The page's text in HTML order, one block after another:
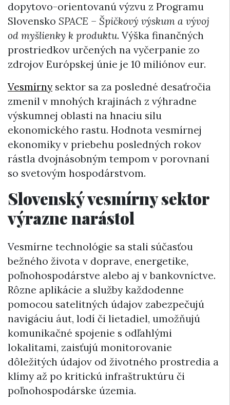
dopytovo-orientovanú výzvu z Programu
Slovensko SPACE – Špičkový výskum a vývoj
od myšlienky k produktu. Výška finančných
prostriedkov určených na vyčerpanie zo
zdrojov Európskej únie je 10 miliónov eur.
Vesmírnysektor sa za posledné desaťročia
zmenil v mnohých krajinách z výhradne
výskumnej oblasti na hnaciu silu
ekonomického rastu. Hodnota vesmírnej
ekonomiky v priebehu posledných rokov
rástla dvojnásobným tempom v porovnaní
so svetovým hospodárstvom.
Slovenský vesmírny sektor
výrazne narástol
Vesmírne technológie sa stali súčasťou
bežného života v doprave, energetike,
poľnohospodárstve alebo aj v bankovníctve.
Rôzne aplikácie a služby každodenne
pomocou satelitných údajov zabezpečujú
navigáciu áut, lodí či lietadiel, umožňujú
komunikačné spojenie s odľahlými
lokalitami, zaisťujú monitorovanie
dôležitých údajov od životného prostredia a
klímy až po kritickú infraštruktúru či
poľnohospodárske územia.